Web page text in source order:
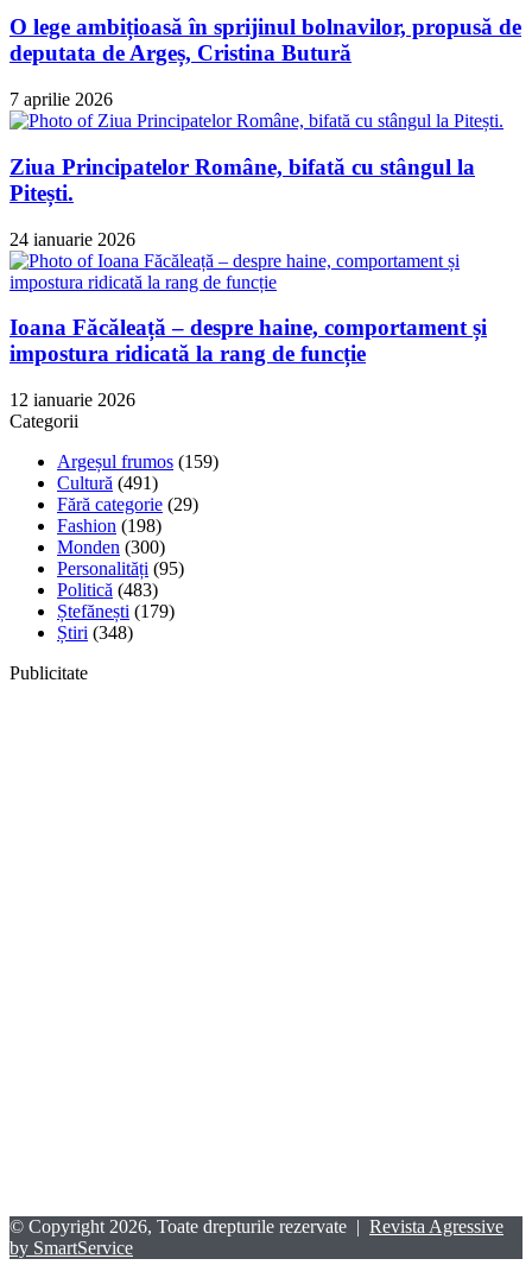
O lege ambițioasă în sprijinul bolnavilor, propusă de
deputata de Argeș, Cristina Butură
7 aprilie 2026
Ziua Principatelor Române, bifată cu stângul la
Pitești.
24 ianuarie 2026
Ioana Făcăleață – despre haine, comportament și
impostura ridicată la rang de funcție
12 ianuarie 2026
Categorii
Argeșul frumos (159)
Cultură (491)
Fără categorie (29)
Fashion (198)
Monden (300)
Personalități (95)
Politică (483)
Ștefănești (179)
Știri (348)
Publicitate
© Copyright 2026, Toate drepturile rezervate | Revista Agressive
by SmartService